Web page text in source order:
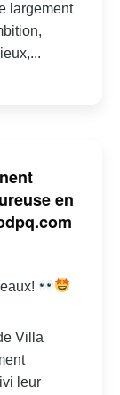
largement
en
Villa
leur